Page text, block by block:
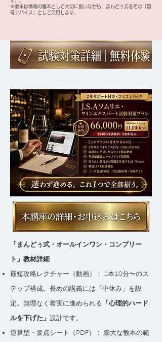
※教本は情報の基本として大切に扱いながら、まんどぅ式をその「習
得デバイス」として活用します。
「まんどぅ式・オールインワン・コンプリー
ト」教材詳細
最短攻略レクチャー（動画）： 1本10分〜のス
テップ構成。長めの講義には「中休み」を設
定。無理なく着実に進められる 「心理的ハード
ルを下げた」 設計です。
逆算型・要点シート（PDF）： 膨大な教本の範